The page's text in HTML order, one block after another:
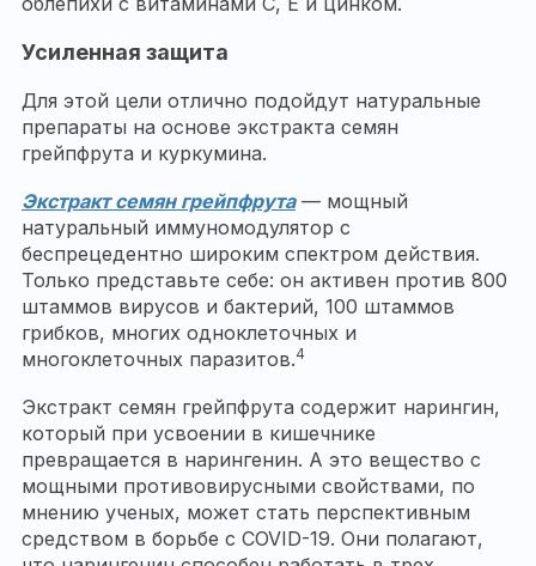
Усиленная защита
Для этой цели отлично подойдут натуральные
препараты на основе экстракта семян
грейпфрута и куркумина.
Экстракт семян грейпфрута— мощный
натуральный иммуномодулятор с
беспрецедентно широким спектром действия.
Только представьте себе: он активен против 800
штаммов вирусов и бактерий, 100 штаммов
грибков, многих одноклеточных и
многоклеточных паразитов.4
Экстракт семян грейпфрута содержит нарингин,
который при усвоении в кишечнике
превращается в нарингенин. А это вещество с
мощными противовирусными свойствами, по
мнению ученых, может стать перспективным
средством в борьбе с COVID-19. Они полагают,